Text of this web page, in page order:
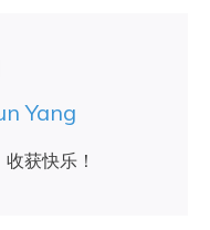
Yang
获快乐！